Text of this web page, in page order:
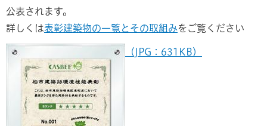
公表されます。
詳しくは表彰建築物の一覧とその取組みをご覧ください
（JPG：631KB）